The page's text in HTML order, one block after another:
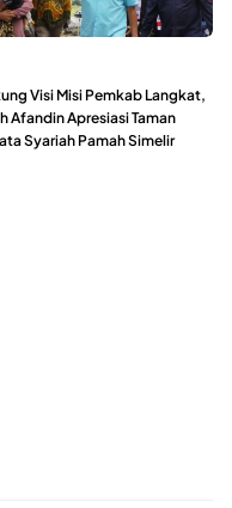
Visi Misi Pemkab Langkat,
Afandin Apresiasi Taman
Syariah Pamah Simelir